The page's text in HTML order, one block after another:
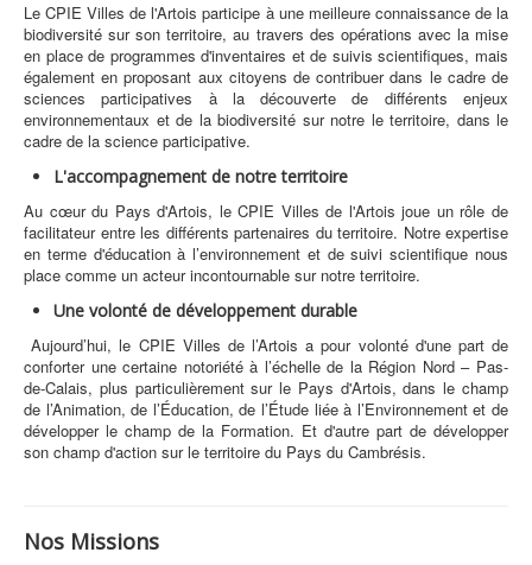
Le CPIE Villes de l'Artois participe à une meilleure connaissance de la
biodiversité sur son territoire, au travers des opérations avec la mise
en place de programmes d'inventaires et de suivis scientifiques, mais
également en proposant aux citoyens de contribuer dans le cadre de
sciences participatives à la découverte de différents enjeux
environnementaux et de la biodiversité sur notre le territoire, dans le
cadre de la science participative.
L'accompagnement de notre territoire
Au cœur du Pays d'Artois, le CPIE Villes de l'Artois joue un rôle de
facilitateur entre les différents partenaires du territoire. Notre expertise
en terme d'éducation à l’environnement et de suivi scientifique nous
place comme un acteur incontournable sur notre territoire.
Une volonté de développement durable
Aujourd’hui, le CPIE Villes de l’Artois a pour volonté d'une part de
conforter une certaine notoriété à l’échelle de la Région Nord – Pas-
de-Calais, plus particulièrement sur le Pays d'Artois, dans le champ
de l’Animation, de l’Éducation, de l’Étude liée à l’Environnement et de
développer le champ de la Formation. Et d'autre part de développer
son champ d'action sur le territoire du Pays du Cambrésis.
Nos Missions